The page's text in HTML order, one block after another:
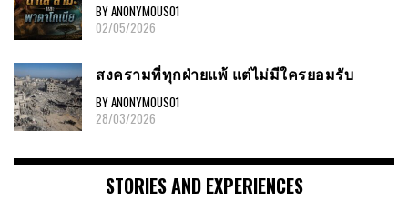
BY ANONYMOUS01
02/05/2026
สงครามที่ทุกฝ่ายแพ้ แต่ไม่มีใครยอมรับ
BY ANONYMOUS01
28/03/2026
STORIES AND EXPERIENCES